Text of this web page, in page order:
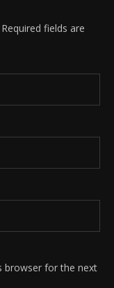
Required fields are
browser for the next